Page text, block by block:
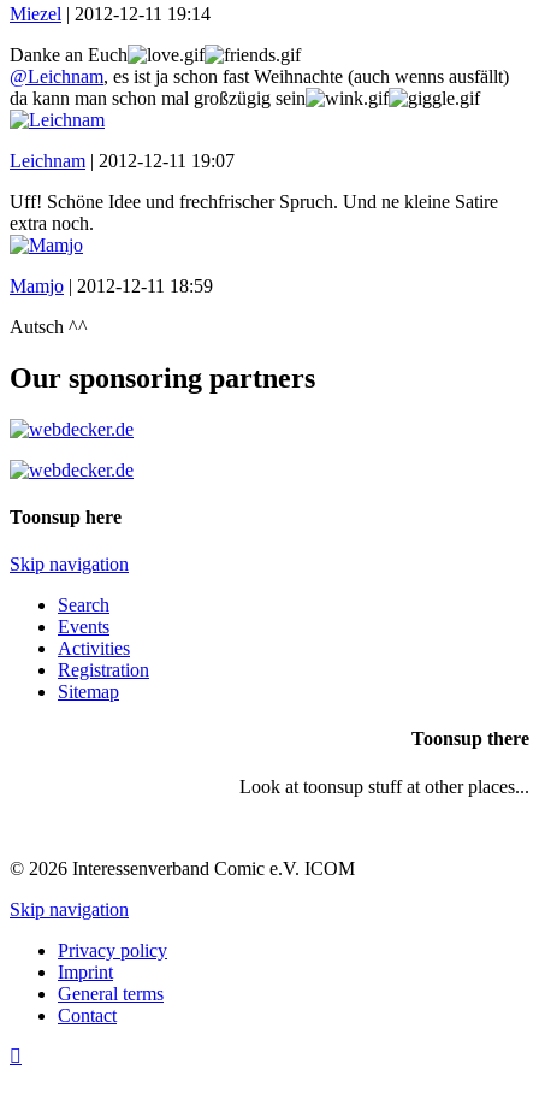
Miezel | 2012-12-11 19:14
Danke an Euch
@Leichnam, es ist ja schon fast Weihnachte (auch wenns ausfällt)
da kann man schon mal großzügig sein
Leichnam | 2012-12-11 19:07
Uff! Schöne Idee und frechfrischer Spruch. Und ne kleine Satire
extra noch.
Mamjo | 2012-12-11 18:59
Autsch ^^
Our sponsoring partners
Toonsup here
Skip navigation
Search
Events
Activities
Registration
Sitemap
Toonsup there
Look at toonsup stuff at other places...
© 2026 Interessenverband Comic e.V. ICOM
Skip navigation
Privacy policy
Imprint
General terms
Contact